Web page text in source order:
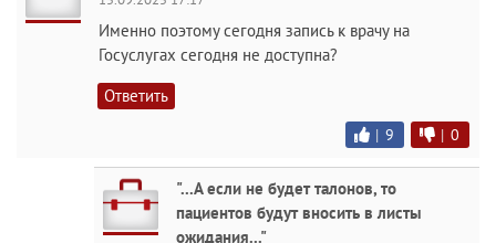
Именно поэтому сегодня запись к врачу на
Госуслугах сегодня не доступна?
Ответить
| 9 | 0
"...А если не будет талонов, то
пациентов будут вносить в листы
ожидания..."